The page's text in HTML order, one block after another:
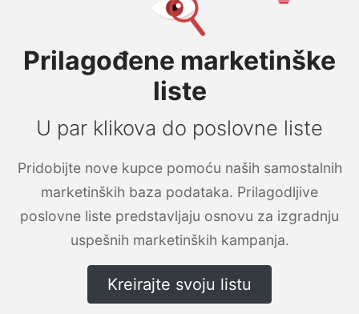
Prilagođene marketinške
liste
U par klikova do poslovne liste
Pridobijte nove kupce pomoću naših samostalnih
marketinških baza podataka. Prilagodljive
poslovne liste predstavljaju osnovu za izgradnju
uspešnih marketinških kampanja.
Kreirajte svoju listu